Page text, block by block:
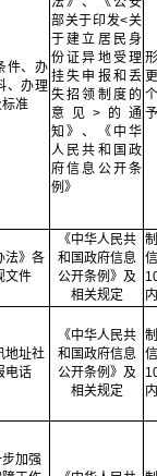
件、办
、办理
准
部关于印发<关
于建立居民身
份证异地受理
挂失申报和丢
失招领制度的
意见>的通
知》、《中华
人民共和国政
府信息公开条
例》
法》各
文件
《中华人民共
和国政府信息
公开条例》及
相关规定
地址社
电话
《中华人民共
和国政府信息
公开条例》及
相关规定
步加强